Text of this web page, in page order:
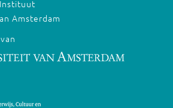
Amsterdam